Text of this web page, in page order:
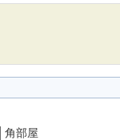
角部屋